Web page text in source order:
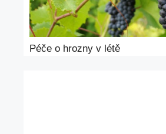
Péče o hrozny v létě